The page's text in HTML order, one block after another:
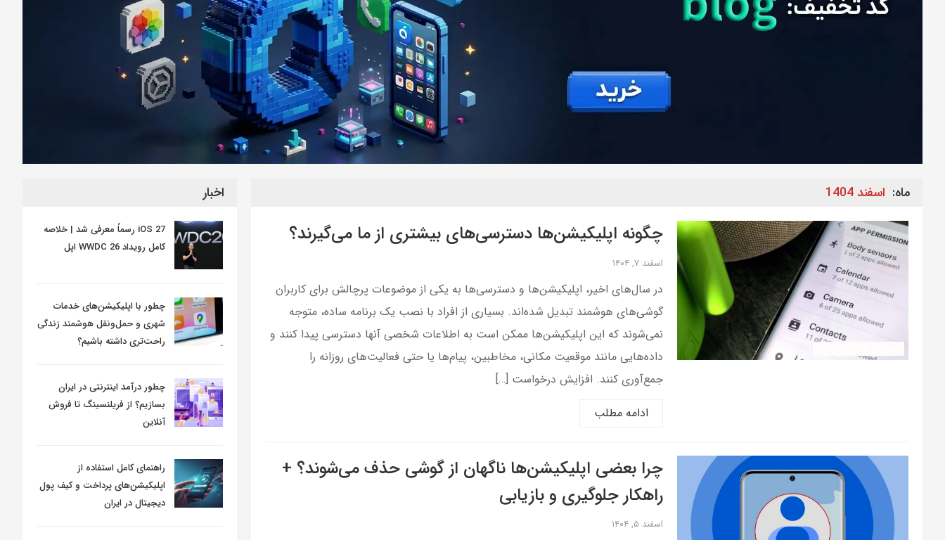
ماه: اسفند 1404
چگونه اپلیکیشن‌ها دسترسی‌های بیشتری از ما می‌گیرند؟
اسفند ۷, ۱۴۰۴
در سال‌های اخیر، اپلیکیشن‌ها و دسترسی‌ها به یکی از موضوعات پرچالش برای کاربران
گوشی‌های هوشمند تبدیل شده‌اند. بسیاری از افراد با نصب یک برنامه ساده، متوجه
نمی‌شوند که این اپلیکیشن‌ها ممکن است به اطلاعات شخصی آنها دسترسی پیدا کنند و
داده‌هایی مانند موقعیت مکانی، مخاطبین، پیام‌ها یا حتی فعالیت‌های روزانه را
جمع‌آوری کنند. افزایش درخواست […]
ادامه مطلب
چرا بعضی اپلیکیشن‌ها ناگهان از گوشی حذف می‌شوند؟ +
راهکار جلوگیری و بازیابی
اسفند ۵, ۱۴۰۴
اخبار
iOS 27 رسماً معرفی شد | خلاصه
کامل رویداد WWDC 26 اپل
چطور با اپلیکیشن‌های خدمات
شهری و حمل‌ونقل هوشمند زندگی
راحت‌تری داشته باشیم؟
چطور درآمد اینترنتی در ایران
بسازیم؟ از فریلنسینگ تا فروش
آنلاین
راهنمای کامل استفاده از
اپلیکیشن‌های پرداخت و کیف پول
دیجیتال در ایران